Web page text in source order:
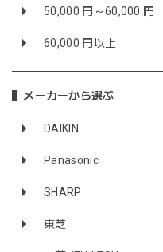
50,000 円～60,000 円
60,000 円以上
メーカーから選ぶ
DAIKIN
Panasonic
SHARP
東芝